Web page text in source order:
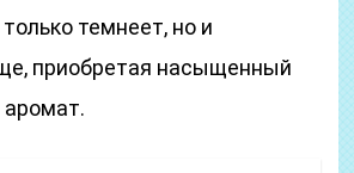
темнеет, но и
приобретая насыщенный